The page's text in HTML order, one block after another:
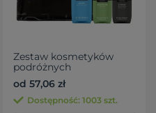
Zestaw kosmetyków
podróżnych
TREATMENTS
od 57,06 zł
Dostępność: 1003 szt.